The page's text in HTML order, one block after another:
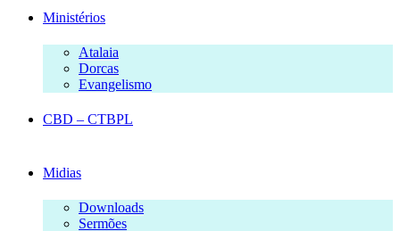
Ministérios
Atalaia
Dorcas
Evangelismo
CBD – CTBPL
Midias
Downloads
Sermões